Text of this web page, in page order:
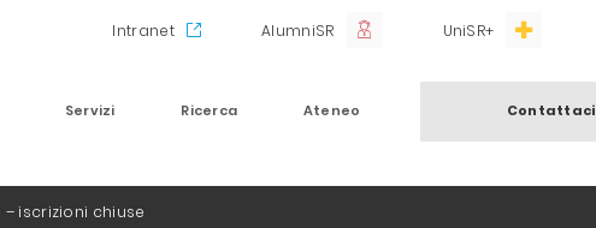
Intranet AlumniSR UniSR+
Servizi Ricerca Ateneo Contattaci
iscrizioni chiuse